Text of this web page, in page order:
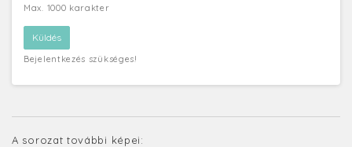
Max. 1000 karakter
Bejelentkezés szükséges!
A sorozat további képei: